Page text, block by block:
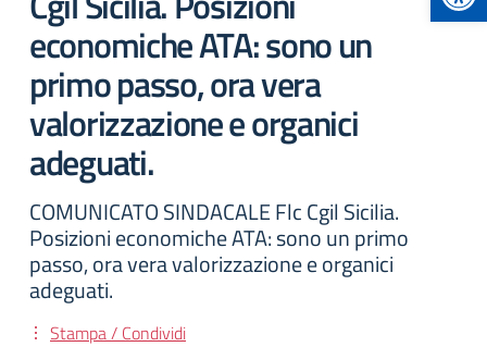
economiche ATA: sono un
primo passo, ora vera
valorizzazione e organici
adeguati.
COMUNICATO SINDACALE Flc Cgil Sicilia.
Posizioni economiche ATA: sono un primo
passo, ora vera valorizzazione e organici
adeguati.
Stampa / Condividi